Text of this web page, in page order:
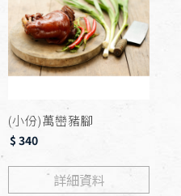
(小份)萬巒豬腳
$ 340
詳細資料